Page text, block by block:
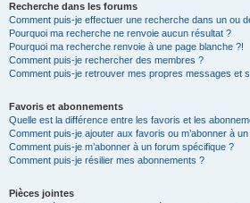
Recherche dans les forums
Comment puis-je effectuer une recherche dans un ou
Pourquoi ma recherche ne renvoie aucun résultat ?
Pourquoi ma recherche renvoie à une page blanche ?!
Comment puis-je rechercher des membres ?
Comment puis-je retrouver mes propres messages et
Favoris et abonnements
Quelle est la différence entre les favoris et les
Comment puis-je ajouter aux favoris ou m’abonner à
Comment puis-je m’abonner à un forum spécifique ?
Comment puis-je résilier mes abonnements ?
Pièces jointes